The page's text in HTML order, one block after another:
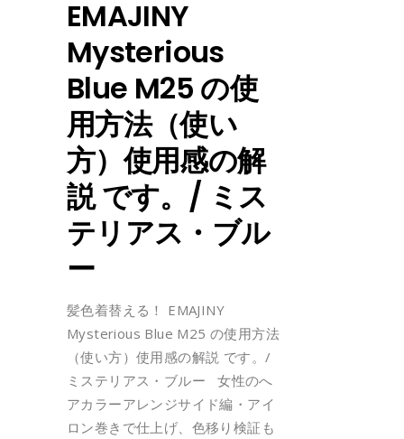
EMAJINY
Mysterious
Blue M25 の使
用方法（使い
方）使用感の解
説 です。/ ミス
テリアス・ブル
ー
髪色着替える！ EMAJINY
Mysterious Blue M25 の使用方法
（使い方）使用感の解説 です。/
ミステリアス・ブルー 女性のへ
アカラーアレンジサイド編・アイ
ロン巻きで仕上げ、色移り検証も